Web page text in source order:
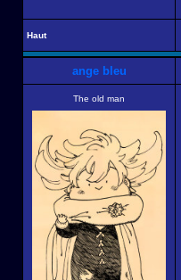
Haut
ange bleu
The old man